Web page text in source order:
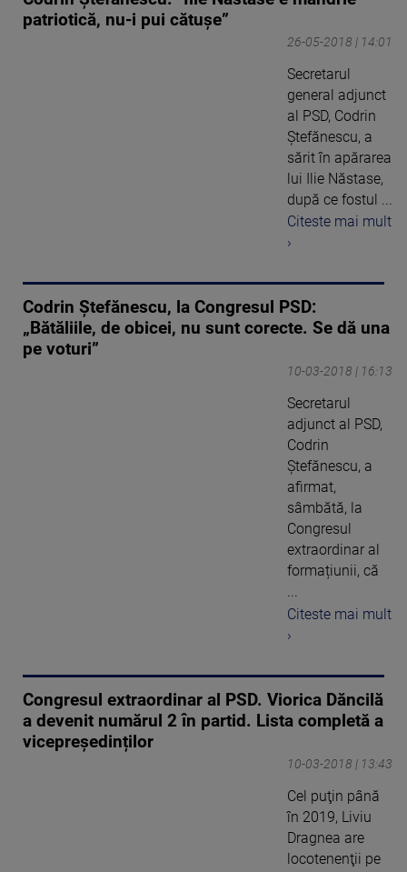
patriotică, nu-i pui cătușe”
26-05-2018 | 14:01
Secretarul
general adjunct
al PSD, Codrin
Ștefănescu, a
sărit în apărarea
lui Ilie Năstase,
după ce fostul ...
Citeste mai mult
›
Codrin Ștefănescu, la Congresul PSD:
„Bătăliile, de obicei, nu sunt corecte. Se dă una
pe voturi”
10-03-2018 | 16:13
Secretarul
adjunct al PSD,
Codrin
Ștefănescu, a
afirmat,
sâmbătă, la
Congresul
extraordinar al
formațiunii, că
...
Citeste mai mult
›
Congresul extraordinar al PSD. Viorica Dăncilă
a devenit numărul 2 în partid. Lista completă a
vicepreședinților
10-03-2018 | 13:43
Cel puţin până
în 2019, Liviu
Dragnea are
locotenenţii pe